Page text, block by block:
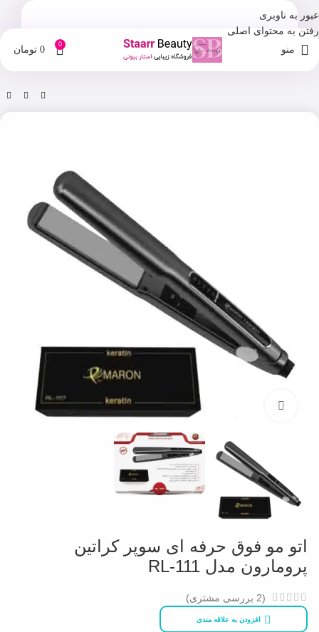
عبور به ناوبری
رفتن به محتوای اصلی
منو 0
0 تومان
فروشگاه لوازم برقی
بزرگنمایی تصویر
اتو مو فوق حرفه ای سوپر کراتین
پرومارون مدل RL-111
(
2 بررسی مشتری)
افزودن به علاقه مندی